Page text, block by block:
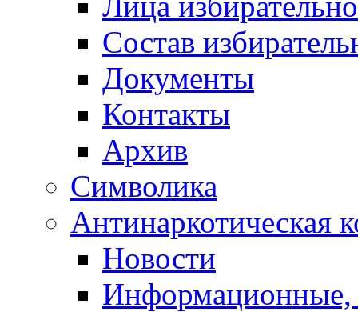
Состав
Документы
Контакты
Архив
Символика
Антинаркотическая
Новости
Информационные,